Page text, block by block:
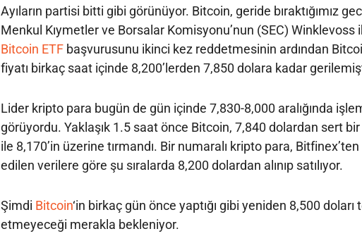
Ayıların partisi bitti gibi görünüyor. Bitcoin, geride bıraktığımız
Menkul Kıymetler ve Borsalar Komisyonu’nun (SEC) Winklevoss
Bitcoin ETFbaşvurusunu ikinci kez reddetmesinin ardından
fiyatı birkaç saat içinde 8,200’lerden 7,850 dolara kadar
Lider kripto para bugün de gün içinde 7,830-8,000 aralığında
görüyordu. Yaklaşık 1.5 saat önce Bitcoin, 7,840 dolardan sert
ile 8,170’in üzerine tırmandı. Bir numaralı kripto para,
edilen verilere göre şu sıralarda 8,200 dolardan alınıp satılıyor.
Şimdi Bitcoin‘in birkaç gün önce yaptığı gibi yeniden 8,500 doları
etmeyeceği merakla bekleniyor.